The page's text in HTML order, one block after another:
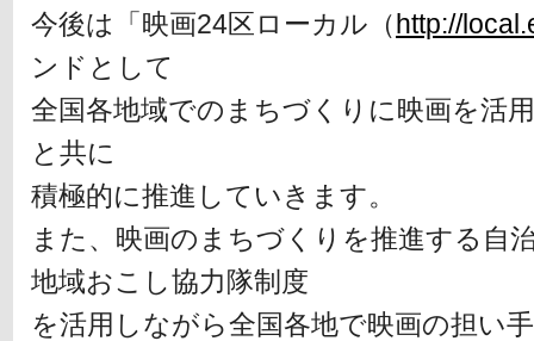
今後は「映画24区ローカル（http://
ンドとして
全国各地域でのまちづくりに映画を活
と共に
積極的に推進していきます。
また、映画のまちづくりを推進する自
地域おこし協力隊制度
を活用しながら全国各地で映画の担い